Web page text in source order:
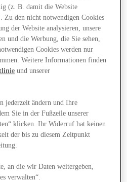
(z. B. damit die Website
Zu den nicht notwendigen Cookies
der Website analysieren, unsere
und die Werbung, die Sie sehen,
Cookies werden nur
Weitere Informationen finden
und unserer
jederzeit ändern und Ihre
Sie in der Fußzeile unserer
klicken. Ihr Widerruf hat keinen
der bis zu diesem Zeitpunkt
an die wir Daten weitergeben,
verwalten“.